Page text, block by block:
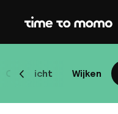
Home
Overzicht Wijken
Scroll naar links